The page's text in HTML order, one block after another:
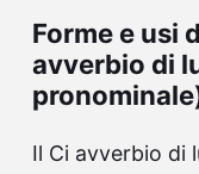
Forme e usi
avverbio di
Il Ci avverbio di